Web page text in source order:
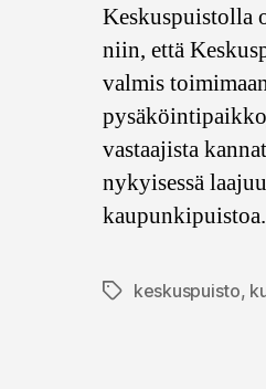
Keskuspuistolla
niin, että
valmis
vastaajista
nykyisessä
Avainsanat
keskuspuisto,